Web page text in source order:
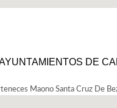
DE
Maono Santa Cruz De